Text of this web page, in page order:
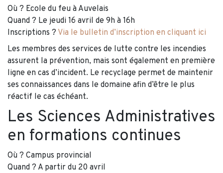
Où ? Ecole du feu à Auvelais
Quand ? Le jeudi 16 avril de 9h à 16h
Inscriptions ? Via le bulletin d’inscription en cliquant ici
Les membres des services de lutte contre les incendies
assurent la prévention, mais sont également en première
ligne en cas d’incident. Le recyclage permet de maintenir
ses connaissances dans le domaine afin d’être le plus
réactif le cas échéant.
Les Sciences Administratives
en formations continues
Où ? Campus provincial
Quand ? A partir du 20 avril